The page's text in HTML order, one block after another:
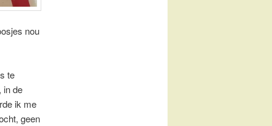
nou
te
in de
ik me
geen